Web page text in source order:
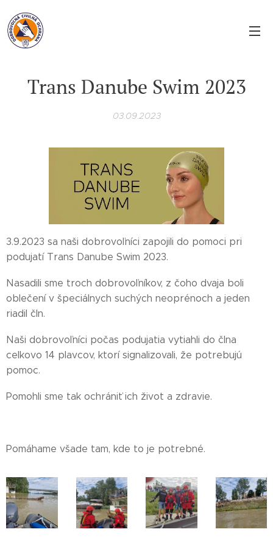
Trans Danube Swim 2023
03.09.2023
3.9.2023 sa naši dobrovoľníci zapojili do pomoci pri
podujatí Trans Danube Swim 2023.
Nasadili sme troch dobrovoľníkov, z čoho dvaja boli
oblečení v špeciálnych suchých neoprénoch a jeden
riadil čln.
Naši dobrovoľníci počas podujatia vytiahli do člna
celkovo 14 plavcov, ktorí signalizovali, že potrebujú
pomoc.
Pomohli sme tak ochrániť ich život a zdravie.
Pomáhame všade tam, kde to je potrebné.